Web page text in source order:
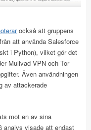
också att gruppens
att använda Salesforce
i Python), vilket gör det
Mullvad VPN och Tor
Även användningen
av attackerade
mot en av sina
analys visade att endast